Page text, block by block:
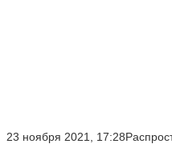
23 ноября 2021,